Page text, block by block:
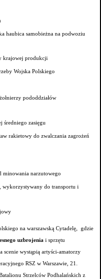
haubica samobieżna na podwoziu
krajowej produkcji
Wojska Polskiego
pododdziałów
średniego zasięgu
rakietowy do zwalczania zagrożeń
minowania narzutowego
wykorzystywany do transportu i
na warszawską Cytadelę, gdzie
uzbrojenia i sprzętu
scenie wystąpią artyści-amatorzy
RSZ w Warszawie, 21.
Strzelców Podhalańskich z